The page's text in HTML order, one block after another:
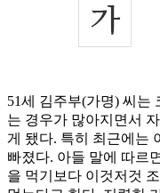
51세 김주부(가명) 씨는
는 경우가 많아지면서
게 됐다. 특히 최근에는
빠졌다. 아들 말에 따르
을 먹기보다 이것저것